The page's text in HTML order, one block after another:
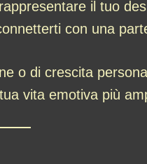
il tuo
con una
o di crescita
vita emotiva più